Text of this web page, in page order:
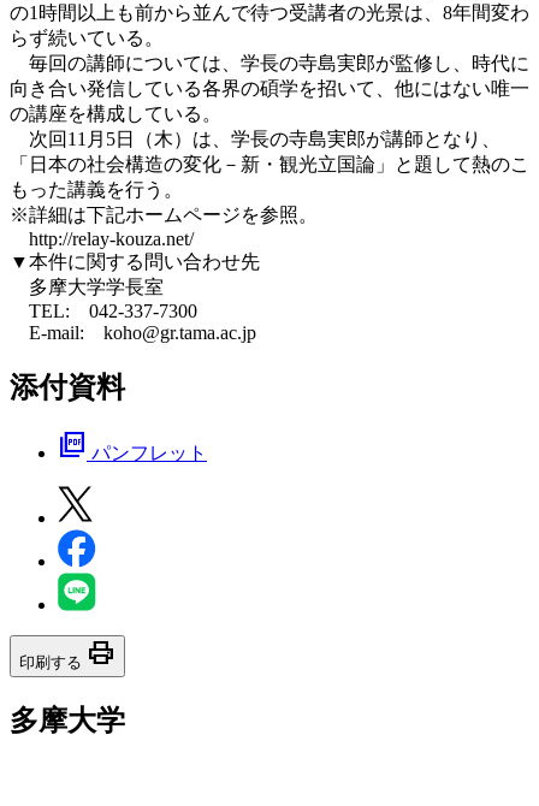
の1時間以上も前から並んで待つ受講者の光景は、8年間変わ
らず続いている。
毎回の講師については、学長の寺島実郎が監修し、時代に
向き合い発信している各界の碩学を招いて、他にはない唯一
の講座を構成している。
次回11月5日（木）は、学長の寺島実郎が講師となり、
「日本の社会構造の変化－新・観光立国論」と題して熱のこ
もった講義を行う。
※詳細は下記ホームページを参照。
http://relay-kouza.net/
▼本件に関する問い合わせ先
多摩大学学長室
TEL: 042-337-7300
E-mail: koho@gr.tama.ac.jp
添付資料
picture_as_pdf パンフレット
印刷する print
多摩大学